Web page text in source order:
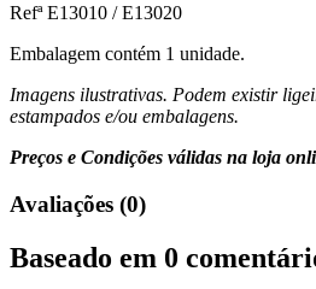
Refª E13010 / E13020
Embalagem contém 1 unidade.
Imagens ilustrativas. Podem existir
estampados e/ou embalagens.
Preços e Condições válidas na loja
Avaliações (0)
Baseado em 0